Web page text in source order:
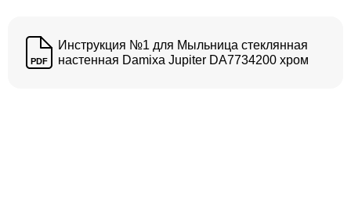
PDF
Инструкция №1 для Мыльница стеклянная
настенная Damixa Jupiter DA7734200 хром